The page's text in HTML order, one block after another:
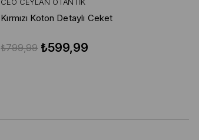
Kırmızı Koton Detaylı Ceket
₺599,99
₺799,99